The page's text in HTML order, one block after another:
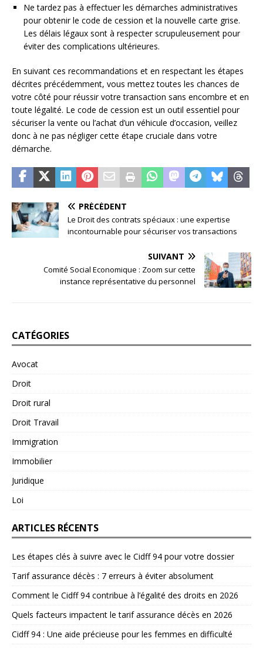
Ne tardez pas à effectuer les démarches administratives
pour obtenir le code de cession et la nouvelle carte grise.
Les délais légaux sont à respecter scrupuleusement pour
éviter des complications ultérieures.
En suivant ces recommandations et en respectant les étapes
décrites précédemment, vous mettez toutes les chances de
votre côté pour réussir votre transaction sans encombre et en
toute légalité. Le code de cession est un outil essentiel pour
sécuriser la vente ou l’achat d’un véhicule d’occasion, veillez
donc à ne pas négliger cette étape cruciale dans votre
démarche.
PRÉCÉDENT
Le Droit des contrats spéciaux : une expertise
incontournable pour sécuriser vos transactions
SUIVANT
Comité Social Economique : Zoom sur cette
instance représentative du personnel
CATÉGORIES
Avocat
Droit
Droit rural
Droit Travail
Immigration
Immobilier
Juridique
Loi
ARTICLES RÉCENTS
Les étapes clés à suivre avec le Cidff 94 pour votre dossier
Tarif assurance décès : 7 erreurs à éviter absolument
Comment le Cidff 94 contribue à l’égalité des droits en 2026
Quels facteurs impactent le tarif assurance décès en 2026
Cidff 94 : Une aide précieuse pour les femmes en difficulté